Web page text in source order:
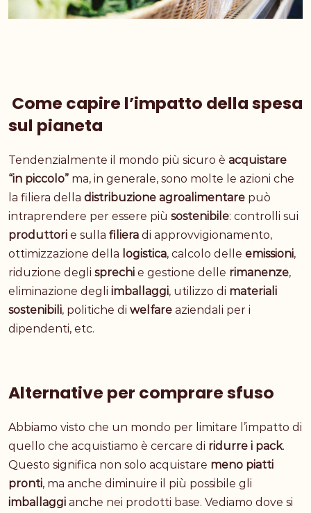
Come capire l’impatto della spesa
sul pianeta
Tendenzialmente il mondo più sicuro è acquistare
“in piccolo” ma, in generale, sono molte le azioni che
la filiera della distribuzione agroalimentare può
intraprendere per essere più sostenibile: controlli sui
produttori e sulla filiera di approvvigionamento,
ottimizzazione della logistica, calcolo delle emissioni,
riduzione degli sprechi e gestione delle rimanenze,
eliminazione degli imballaggi, utilizzo di materiali
sostenibili, politiche di welfare aziendali per i
dipendenti, etc.
Alternative per comprare sfuso
Abbiamo visto che un mondo per limitare l’impatto di
quello che acquistiamo è cercare di ridurre i pack.
Questo significa non solo acquistare meno piatti
pronti, ma anche diminuire il più possibile gli
imballaggi anche nei prodotti base. Vediamo dove si